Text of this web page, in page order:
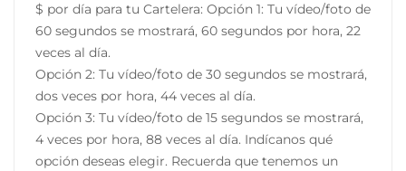
$ por día para tu Cartelera: Opción 1: Tu vídeo/foto de
60 segundos se mostrará, 60 segundos por hora, 22
veces al día.
Opción 2: Tu vídeo/foto de 30 segundos se mostrará,
dos veces por hora, 44 veces al día.
Opción 3: Tu vídeo/foto de 15 segundos se mostrará,
4 veces por hora, 88 veces al día. Indícanos qué
opción deseas elegir. Recuerda que tenemos un